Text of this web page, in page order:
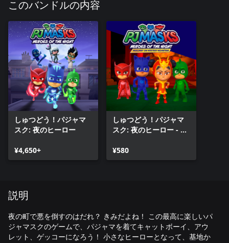
このバンドルの内容
しゅつどう！パジャマ
スク: 夜のヒーロー
¥4,650+
しゅつどう！パジャマ
スク: 夜のヒーロー - い
ンテン
¥580
説明
夜の町で悪を倒すのはだれ？ きみだよね！ この最高に楽しいパ
ジャマスクのゲームで、パジャマを着てキャットボーイ、アウ
レット、ゲッコーになろう！ 小さなヒーローとなって、基地か